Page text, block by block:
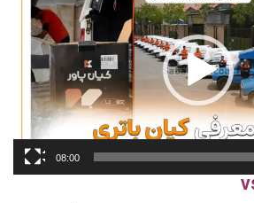
08:00